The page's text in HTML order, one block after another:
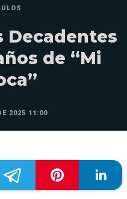
Decadentes
de “Mi
2025 11:00